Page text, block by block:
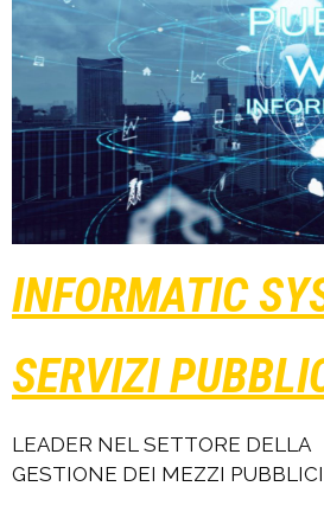
INFORMATIC
SERVIZI
LEADER NEL SETTORE DELLA
GESTIONE DEI MEZZI